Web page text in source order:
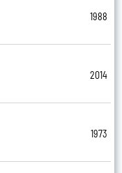
1988
2014
1973